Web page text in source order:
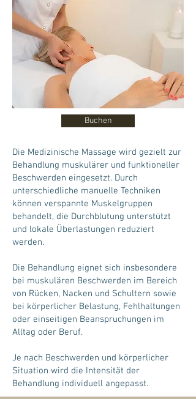
Buchen
Die Medizinische Massage wird gezielt zur
Behandlung muskulärer und funktioneller
Beschwerden eingesetzt. Durch
unterschiedliche manuelle Techniken
können verspannte Muskelgruppen
behandelt, die Durchblutung unterstützt
und lokale Überlastungen reduziert
werden.
Die Behandlung eignet sich insbesondere
bei muskulären Beschwerden im Bereich
von Rücken, Nacken und Schultern sowie
bei körperlicher Belastung, Fehlhaltungen
oder einseitigen Beanspruchungen im
Alltag oder Beruf.
Je nach Beschwerden und körperlicher
Situation wird die Intensität der
Behandlung individuell angepasst.